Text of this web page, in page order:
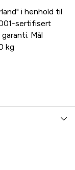
i henhold til
sertifisert
Mål
kg